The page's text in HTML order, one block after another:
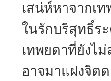
เสน่ห์หาจากเ
ในรักบริสุทธิ์ร
เทพยดาที่ยังไ
อาจมาแฝงจิต